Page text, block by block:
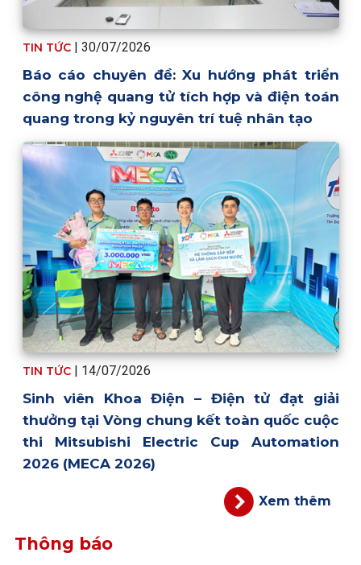
TIN TỨC | 30/07/2026
Báo cáo chuyên đề: Xu hướng phát triển
công nghệ quang tử tích hợp và điện toán
quang trong kỷ nguyên trí tuệ nhân tạo
TIN TỨC | 14/07/2026
Sinh viên Khoa Điện – Điện tử đạt giải
thưởng tại Vòng chung kết toàn quốc cuộc
thi Mitsubishi Electric Cup Automation
2026 (MECA 2026)
Xem thêm
Thông báo